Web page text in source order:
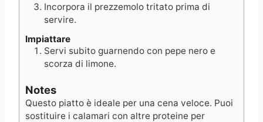
Incorpora il prezzemolo tritato prima di
servire.
Impiattare
Servi subito guarnendo con pepe nero e
scorza di limone.
Notes
Questo piatto è ideale per una cena veloce. Puoi
sostituire i calamari con altre proteine per